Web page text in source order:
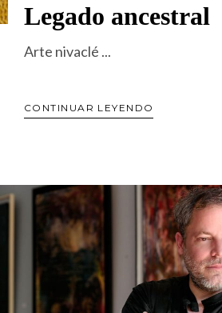
Legado ancestral
Arte nivaclé
CONTINUAR LEYENDO